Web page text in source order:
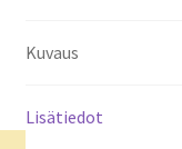
Kuvaus
Lisätiedot